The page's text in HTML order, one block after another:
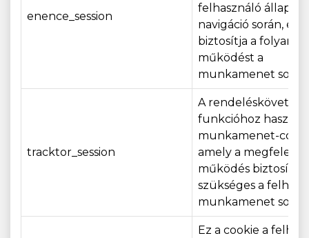
enence_session
felhasználó
navigáció során, és
biztosítja a
működést a
munkamenet során.
tracktor_session
A rendeléskövetési
funkcióhoz
munkamenet-
amely a megfelelő
működés
szükséges a
munkamenet során.
Ez a cookie a